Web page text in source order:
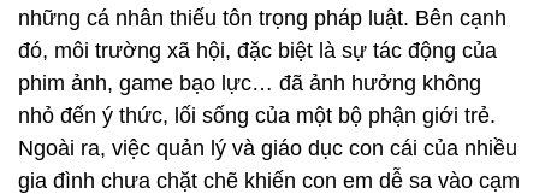
những cá nhân thiếu tôn trọng pháp luật. Bên cạnh
đó, môi trường xã hội, đặc biệt là sự tác động của
phim ảnh, game bạo lực… đã ảnh hưởng không
nhỏ đến ý thức, lối sống của một bộ phận giới trẻ.
Ngoài ra, việc quản lý và giáo dục con cái của nhiều
gia đình chưa chặt chẽ khiến con em dễ sa vào cạm